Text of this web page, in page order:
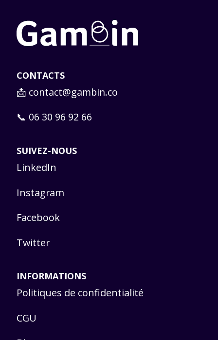
CONTACTS
📩 contact@gambin.co
📞 06 30 96 92 66
SUIVEZ-NOUS
LinkedIn
Instagram
Facebook
Twitter
INFORMATIONS
Politiques de confidentialité
CGU